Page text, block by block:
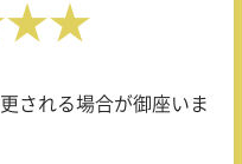
される場合が御座いま